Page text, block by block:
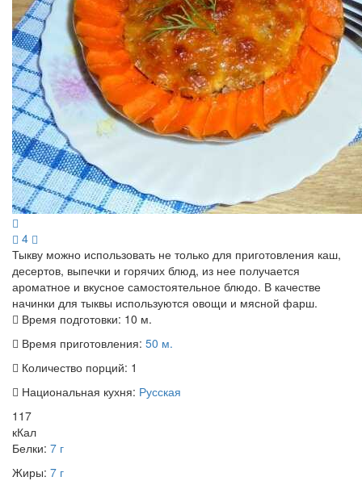
4
Тыкву можно использовать не только для приготовления каш,
десертов, выпечки и горячих блюд, из нее получается
ароматное и вкусное самостоятельное блюдо. В качестве
начинки для тыквы используются овощи и мясной фарш.
Время подготовки: 10 м.
Время приготовления: 50 м.
Количество порций: 1
Национальная кухня: Русская
117
кКал
Белки: 7 г
Жиры: 7 г